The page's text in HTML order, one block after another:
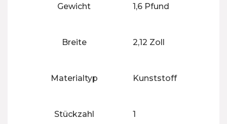
Gewicht ‎1,6 Pfund
Breite ‎2,12 Zoll
Materialtyp ‎Kunststoff
Stückzahl ‎1